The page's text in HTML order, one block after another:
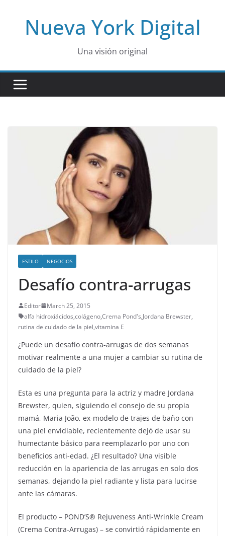
contentNueva York Digital
Una visión original
ESTILO NEGOCIOS
Desafío contra-arrugas
Editor
March 25, 2015
alfa hidroxiácidos,colágeno,Crema Pond's,Jordana Brewster,
rutina de cuidado de la piel,vitamina E
¿Puede un desafío contra-arrugas de dos semanas
motivar realmente a una mujer a cambiar su rutina de
cuidado de la piel?
Esta es una pregunta para la actriz y madre Jordana
Brewster, quien, siguiendo el consejo de su propia
mamá, Maria João, ex-modelo de trajes de baño con
una piel envidiable, recientemente dejó de usar su
humectante básico para reemplazarlo por uno con
beneficios anti-edad. ¿El resultado? Una visible
reducción en la apariencia de las arrugas en solo dos
semanas, dejando la piel radiante y lista para lucirse
ante las cámaras.
El producto – POND’S® Rejuveness Anti-Wrinkle Cream
(Crema Contra-Arrugas) – se convirtió rápidamente en